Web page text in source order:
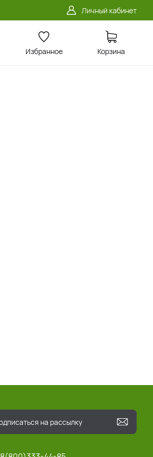
Личный кабинет
Избранное Корзина